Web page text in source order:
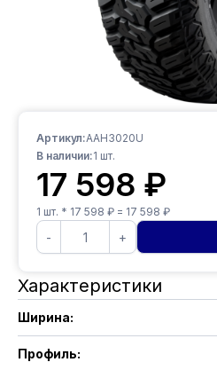
Характеристики
Ширина:
Профиль:
Артикул:AAH3020U
В наличии:1 шт.
17 598 ₽
1 шт. * 17 598 ₽ = 17 598 ₽
- +